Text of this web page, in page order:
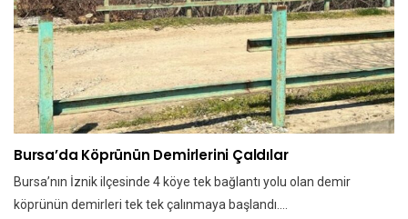
Bursa’da Köprünün Demirlerini Çaldılar
Bursa’nın İznik ilçesinde 4 köye tek bağlantı yolu olan demir
köprünün demirleri tek tek çalınmaya başlandı.…